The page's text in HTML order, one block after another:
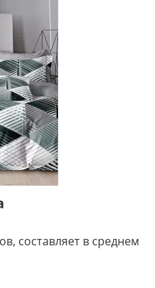
составляет в среднем